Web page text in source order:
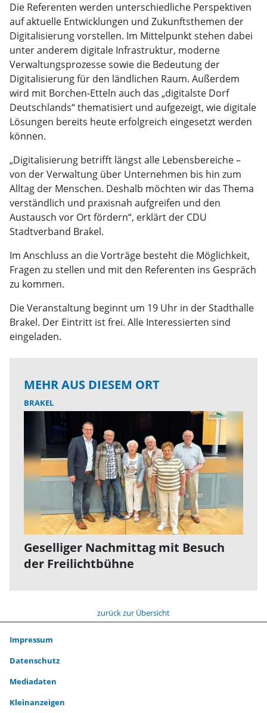
Die Referenten werden unterschiedliche Perspektiven
auf aktuelle Entwicklungen und Zukunftsthemen der
Digitalisierung vorstellen. Im Mittelpunkt stehen dabei
unter anderem digitale Infrastruktur, moderne
Verwaltungsprozesse sowie die Bedeutung der
Digitalisierung für den ländlichen Raum. Außerdem
wird mit Borchen-Etteln auch das „digitalste Dorf
Deutschlands“ thematisiert und aufgezeigt, wie digitale
Lösungen bereits heute erfolgreich eingesetzt werden
können.
„Digitalisierung betrifft längst alle Lebensbereiche –
von der Verwaltung über Unternehmen bis hin zum
Alltag der Menschen. Deshalb möchten wir das Thema
verständlich und praxisnah aufgreifen und den
Austausch vor Ort fördern“, erklärt der CDU
Stadtverband Brakel.
Im Anschluss an die Vorträge besteht die Möglichkeit,
Fragen zu stellen und mit den Referenten ins Gespräch
zu kommen.
Die Veranstaltung beginnt um 19 Uhr in der Stadthalle
Brakel. Der Eintritt ist frei. Alle Interessierten sind
eingeladen.
MEHR AUS DIESEM ORT
BRAKEL
Geselliger Nachmittag mit Besuch
der Freilichtbühne
zurück zur Übersicht
Impressum
Datenschutz
Mediadaten
Kleinanzeigen